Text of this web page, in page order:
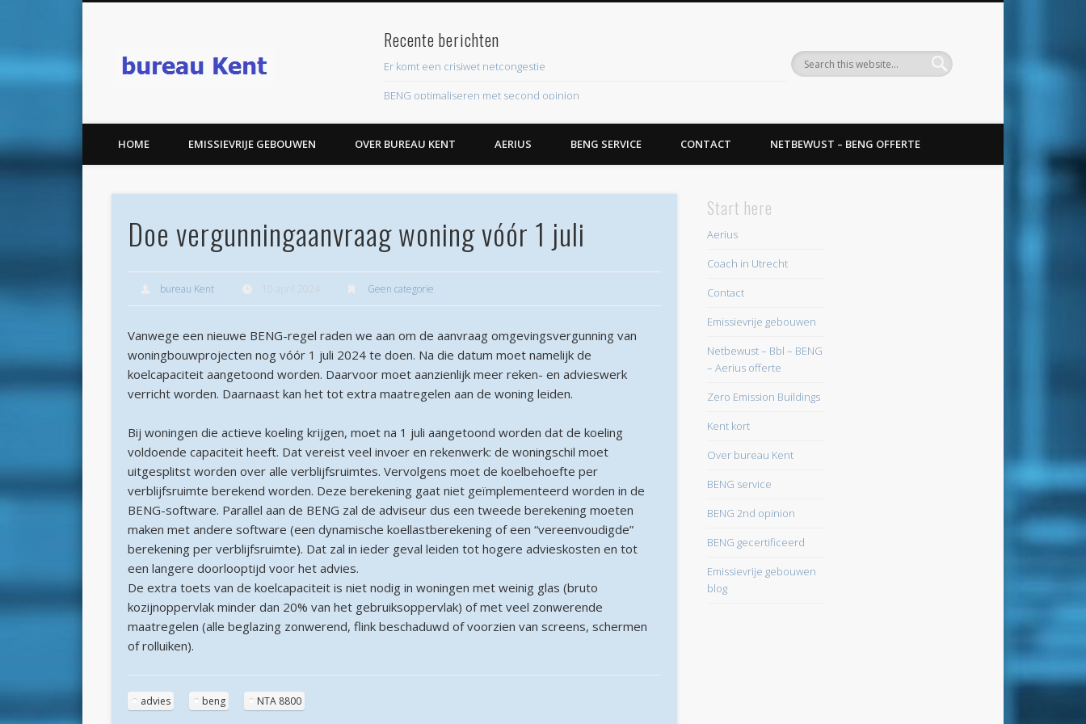
bureau Kent
Recente berichten
Er komt een crisiwet netcongestie
BENG optimaliseren met second opinion
Eis aan piekverbruik elektriciteit nieuwe woningen
Archieven
juni 2026
april 2026
maart 2026
januari 2026
december 2025
oktober 2025
juni 2025
mei 2025
maart 2025
februari 2025
HOME EMISSIEVRIJE GEBOUWEN OVER BUREAU KENT AERIUS BENG SERVICE CONTACT NETBEWUST – BENG OFFERTE
Doe vergunningaanvraag woning vóór 1 juli
bureau Kent 10 april 2024 Geen categorie
Vanwege een nieuwe BENG-regel raden we aan om de aanvraag omgevingsvergunning van
woningbouwprojecten nog vóór 1 juli 2024 te doen. Na die datum moet namelijk de
koelcapaciteit aangetoond worden. Daarvoor moet aanzienlijk meer reken- en advieswerk
verricht worden. Daarnaast kan het tot extra maatregelen aan de woning leiden.
Bij woningen die actieve koeling krijgen, moet na 1 juli aangetoond worden dat de koeling
voldoende capaciteit heeft. Dat vereist veel invoer en rekenwerk: de woningschil moet
uitgesplitst worden over alle verblijfsruimtes. Vervolgens moet de koelbehoefte per
verblijfsruimte berekend worden. Deze berekening gaat niet geïmplementeerd worden in de
BENG-software. Parallel aan de BENG zal de adviseur dus een tweede berekening moeten
maken met andere software (een dynamische koellastberekening of een “vereenvoudigde”
berekening per verblijfsruimte). Dat zal in ieder geval leiden tot hogere advieskosten en tot
een langere doorlooptijd voor het advies.
De extra toets van de koelcapaciteit is niet nodig in woningen met weinig glas (bruto
kozijnoppervlak minder dan 20% van het gebruiksoppervlak) of met veel zonwerende
maatregelen (alle beglazing zonwerend, flink beschaduwd of voorzien van screens, schermen
of rolluiken).
advies beng NTA 8800
Start here
Aerius
Coach in Utrecht
Contact
Emissievrije gebouwen
Netbewust – Bbl – BENG
– Aerius offerte
Zero Emission Buildings
Kent kort
Over bureau Kent
BENG service
BENG 2nd opinion
BENG gecertificeerd
Emissievrije gebouwen
blog